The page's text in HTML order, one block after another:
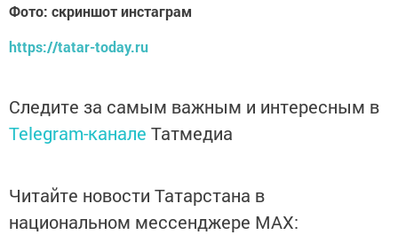
Фото: скриншот инстаграм
https://tatar-today.ru
Следите за самым важным и интересным в
Telegram-канале Татмедиа
Читайте новости Татарстана в
национальном мессенджере MАХ: